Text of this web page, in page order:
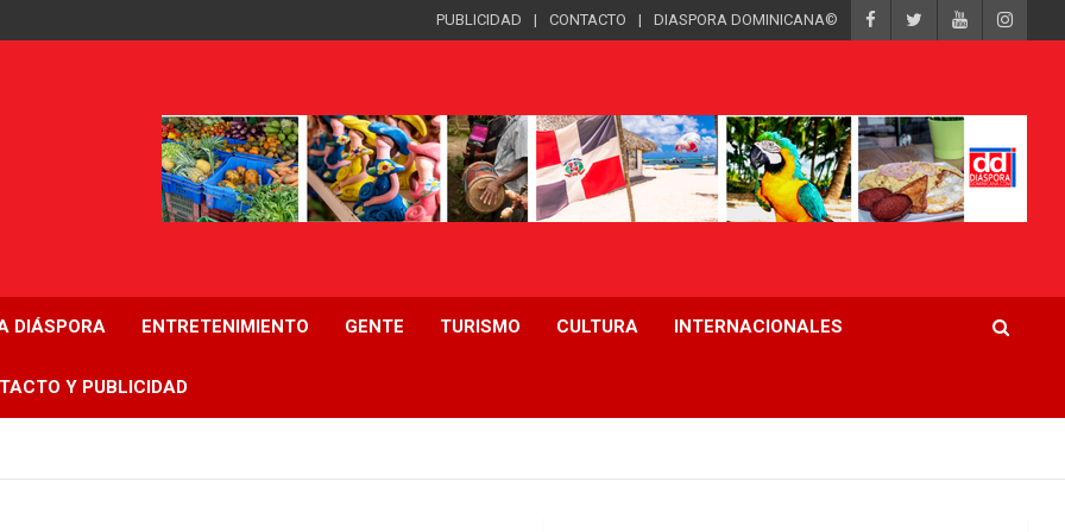
PUBLICIDAD CONTACTO DIASPORA DOMINICANA©
DIÁSPORA ENTRETENIMIENTO GENTE TURISMO CULTURA INTERNACIONALES
Y PUBLICIDAD